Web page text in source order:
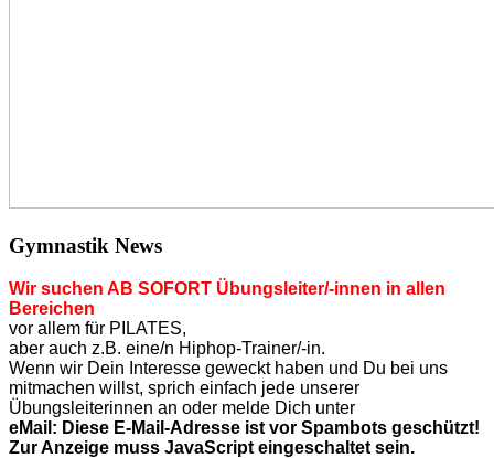
Gymnastik News
Wir suchen AB SOFORT Übungsleiter/-innen in allen
Bereichen
vor allem für PILATES,
aber auch z.B. eine/n Hiphop-Trainer/-in.
Wenn wir Dein Interesse geweckt haben und Du bei uns
mitmachen willst, sprich einfach jede unserer
Übungsleiterinnen an oder melde Dich unter
eMail: Diese E-Mail-Adresse ist vor Spambots geschützt!
Zur Anzeige muss JavaScript eingeschaltet sein.